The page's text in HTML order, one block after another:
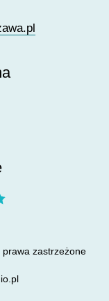
prawa zastrzeżone